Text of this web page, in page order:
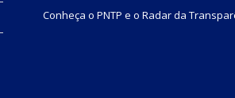
Conheça o PNTP e o Radar da